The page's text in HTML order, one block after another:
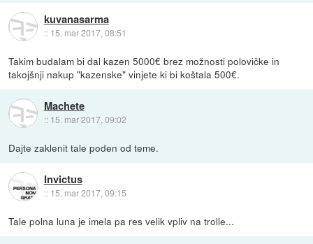
kuvanasarma
:: 15. mar 2017, 08:51
Takim budalam bi dal kazen 5000€ brez možnosti polovičke in
takojšnji nakup "kazenske" vinjete ki bi koštala 500€.
Machete
:: 15. mar 2017, 09:02
Dajte zaklenit tale poden od teme.
Invictus
:: 15. mar 2017, 09:15
Tale polna luna je imela pa res velik vpliv na trolle...